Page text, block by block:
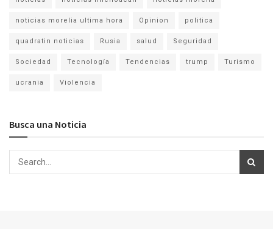
noticias morelia ultima hora Opinion politica
quadratin noticias Rusia salud Seguridad
Sociedad Tecnología Tendencias trump Turismo
ucrania Violencia
Busca una Noticia